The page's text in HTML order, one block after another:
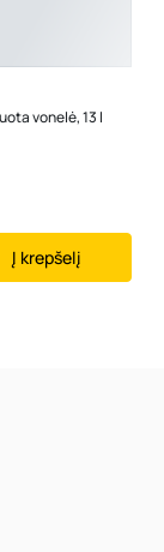
vonelė, 13 l
Į krepšelį